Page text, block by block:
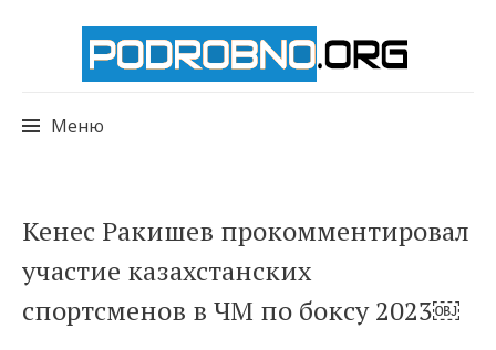
Меню
к
содержимому
Кенес Ракишев прокомментировал
участие казахстанских
спортсменов в ЧМ по боксу 2023￼